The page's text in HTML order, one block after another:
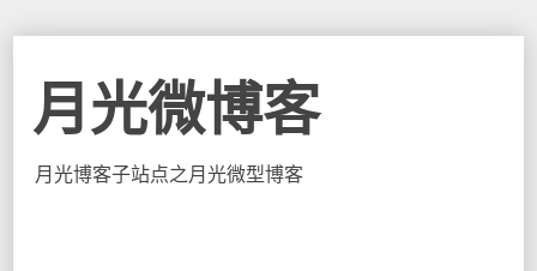
月光微博客
月光博客子站点之月光微型博客